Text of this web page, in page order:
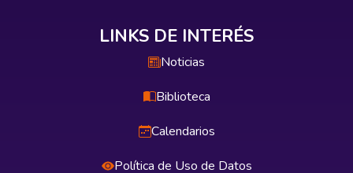
LINKS DE INTERÉS
Noticias
Biblioteca
Calendarios
Política de Uso de Datos